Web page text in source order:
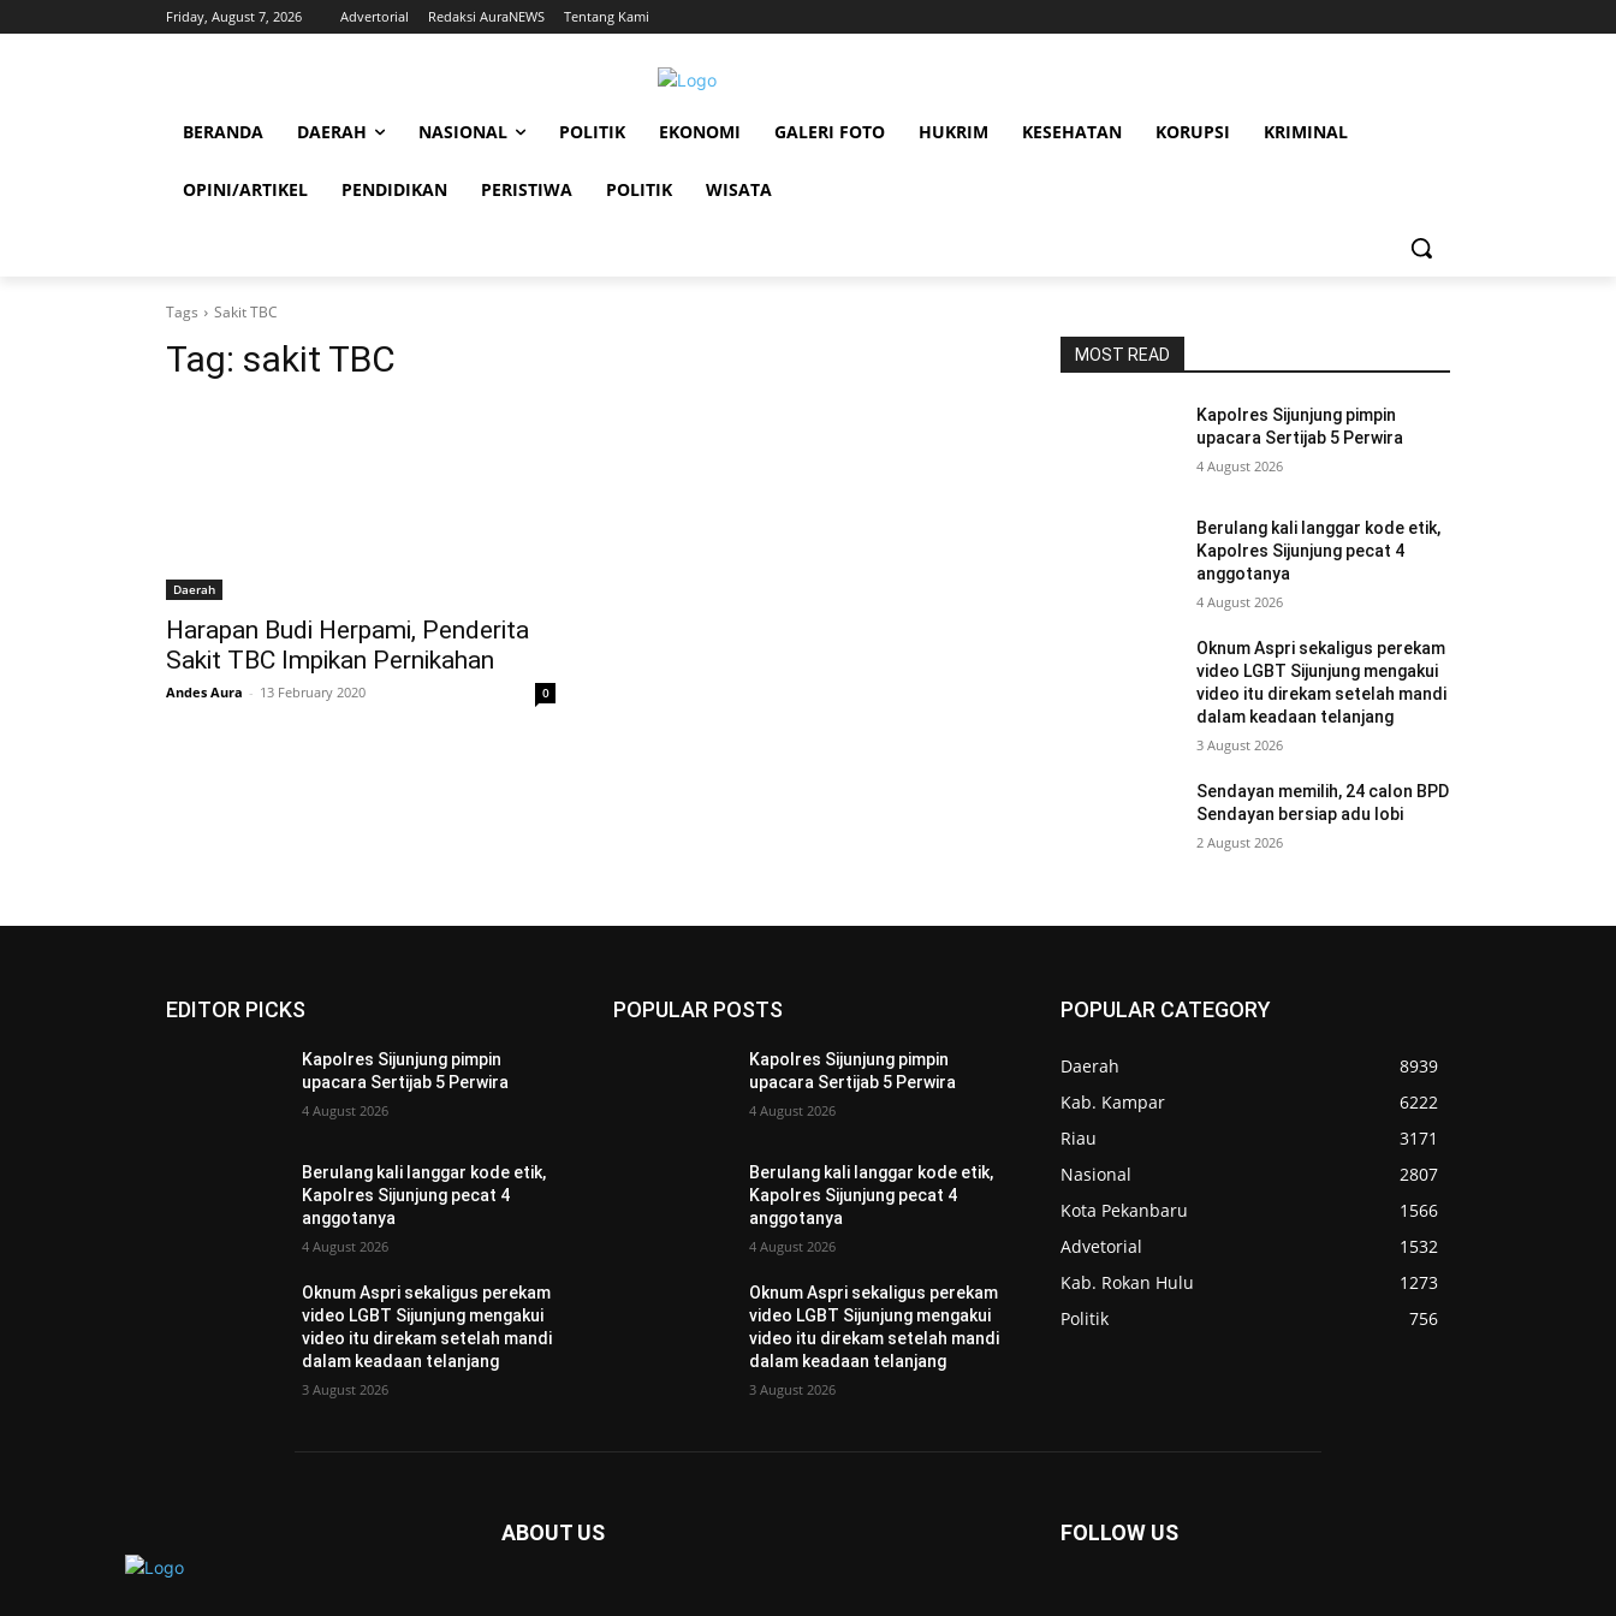
Friday, August 7, 2026 Advertorial Redaksi AuraNEWS Tentang Kami
BERANDA DAERAH NASIONAL POLITIK EKONOMI GALERI FOTO HUKRIM KESEHATAN KORUPSI KRIMINAL
OPINI/ARTIKEL PENDIDIKAN PERISTIWA POLITIK WISATA
Tags Sakit TBC
Tag: sakit TBC
Daerah
Harapan Budi Herpami, Penderita
Sakit TBC Impikan Pernikahan
Andes Aura - 13 February 2020 0
MOST READ
Kapolres Sijunjung pimpin
upacara Sertijab 5 Perwira
4 August 2026
Berulang kali langgar kode etik,
Kapolres Sijunjung pecat 4
anggotanya
4 August 2026
Oknum Aspri sekaligus perekam
video LGBT Sijunjung mengakui
video itu direkam setelah mandi
dalam keadaan telanjang
3 August 2026
Sendayan memilih, 24 calon BPD
Sendayan bersiap adu lobi
2 August 2026
EDITOR PICKS
Kapolres Sijunjung pimpin
upacara Sertijab 5 Perwira
4 August 2026
Berulang kali langgar kode etik,
Kapolres Sijunjung pecat 4
anggotanya
4 August 2026
Oknum Aspri sekaligus perekam
video LGBT Sijunjung mengakui
video itu direkam setelah mandi
dalam keadaan telanjang
3 August 2026
POPULAR POSTS
Kapolres Sijunjung pimpin
upacara Sertijab 5 Perwira
4 August 2026
Berulang kali langgar kode etik,
Kapolres Sijunjung pecat 4
anggotanya
4 August 2026
Oknum Aspri sekaligus perekam
video LGBT Sijunjung mengakui
video itu direkam setelah mandi
dalam keadaan telanjang
3 August 2026
POPULAR CATEGORY
Daerah
8939
Kab. Kampar
6222
Riau
3171
Nasional
2807
Kota Pekanbaru
1566
Advetorial
1532
Kab. Rokan Hulu
1273
Politik
756
ABOUT US FOLLOW US